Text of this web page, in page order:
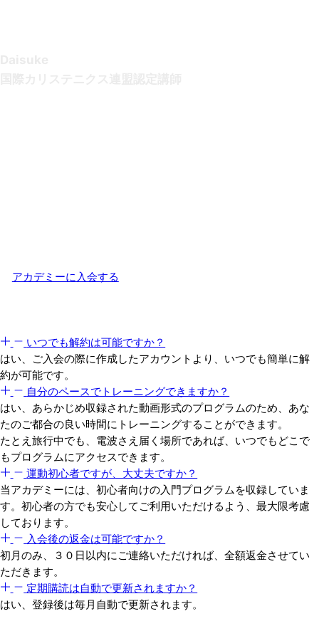
アカデミーに入会する
いつでも解約は可能ですか？
はい、ご入会の際に作成したアカウントより、いつでも簡単に解
約が可能です。
自分のペースでトレーニングできますか？
はい、あらかじめ収録された動画形式のプログラムのため、あな
たのご都合の良い時間にトレーニングすることができます。
たとえ旅行中でも、電波さえ届く場所であれば、いつでもどこで
もプログラムにアクセスできます。
運動初心者ですが、大丈夫ですか？
当アカデミーには、初心者向けの入門プログラムを収録していま
す。初心者の方でも安心してご利用いただけるよう、最大限考慮
しております。
入会後の返金は可能ですか？
初月のみ、３０日以内にご連絡いただければ、全額返金させてい
ただきます。
定期購読は自動で更新されますか？
はい、登録後は毎月自動で更新されます。